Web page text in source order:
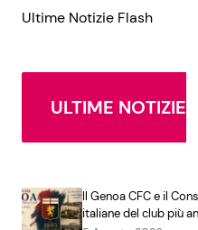
Ultime Notizie Flash
ULTIME NOTIZIE
Il Genoa CFC e il
italiane del club più